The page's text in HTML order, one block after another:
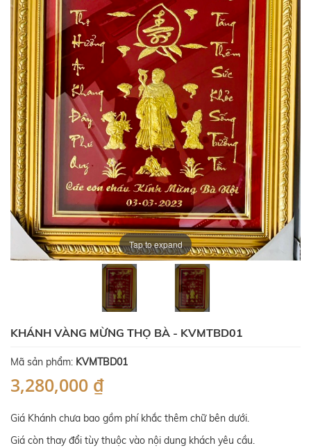
Tap to expand
KHÁNH VÀNG MỪNG THỌ BÀ - KVMTBD01
Mã sản phẩm: KVMTBD01
3,280,000 ₫
Giá Khánh chưa bao gồm phí khắc thêm chữ bên dưới.
Giá còn thay đổi tùy thuộc vào nội dung khách yêu cầu.